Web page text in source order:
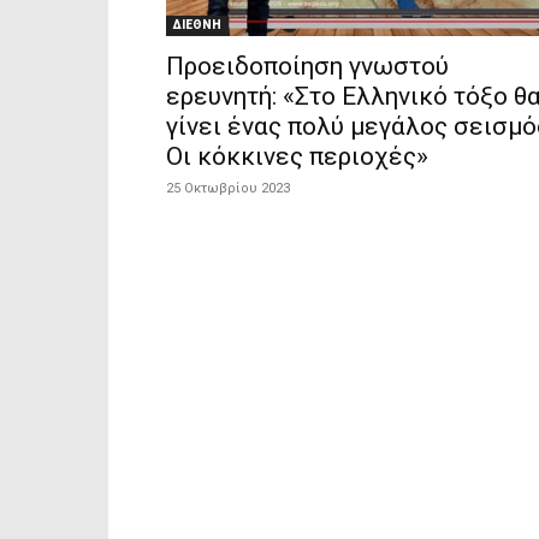
ΔΙΕΘΝΗ
Προειδοποίηση γνωστού
ερευνητή: «Στο Ελληνικό τόξο
γίνει ένας πολύ μεγάλος
Οι κόκκινες περιοχές»
25 Οκτωβρίου 2023